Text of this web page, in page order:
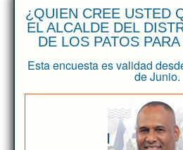
¿QUIEN CREE USTED
EL ALCALDE DEL
DE LOS PATOS
Esta encuesta es validad
de Junio.